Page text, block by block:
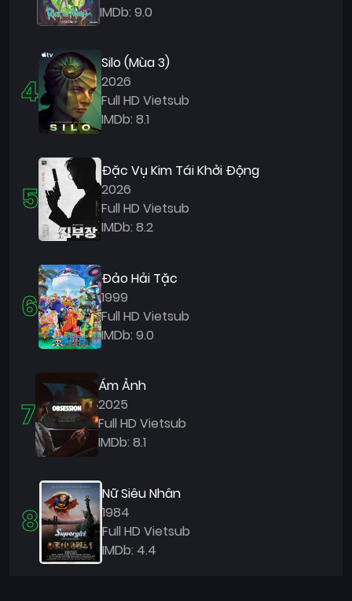
IMDb: 9.0
4
Silo (Mùa 3)
2026
Full HD Vietsub
IMDb: 8.1
5
Đặc Vụ Kim Tái Khởi Động
2026
Full HD Vietsub
IMDb: 8.2
6
Đảo Hải Tặc
1999
Full HD Vietsub
IMDb: 9.0
7
Ám Ảnh
2025
Full HD Vietsub
IMDb: 8.1
8
Nữ Siêu Nhân
1984
Full HD Vietsub
IMDb: 4.4